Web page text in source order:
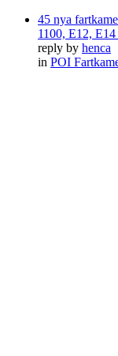
45 nya
1100, E12,
reply by henca
in POI